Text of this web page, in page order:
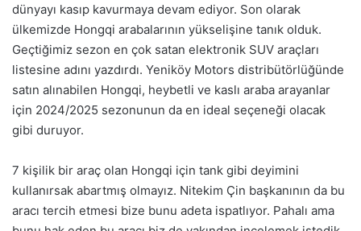
dünyayı kasıp kavurmaya devam ediyor. Son olarak
ülkemizde Hongqi arabalarının yükselişine tanık olduk.
Geçtiğimiz sezon en çok satan elektronik SUV araçları
listesine adını yazdırdı. Yeniköy Motors distribütörlüğünde
satın alınabilen Hongqi, heybetli ve kaslı araba arayanlar
için 2024/2025 sezonunun da en ideal seçeneği olacak
gibi duruyor.
7 kişilik bir araç olan Hongqi için tank gibi deyimini
kullanırsak abartmış olmayız. Nitekim Çin başkanının da bu
aracı tercih etmesi bize bunu adeta ispatlıyor. Pahalı ama